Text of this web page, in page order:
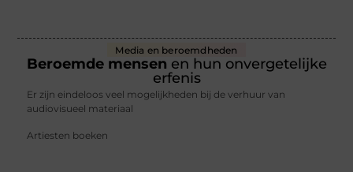
Media en beroemdheden
Beroemde mensen en hun onvergetelijke
erfenis
Er zijn eindeloos veel mogelijkheden bij de verhuur van
audiovisueel materiaal
Artiesten boeken